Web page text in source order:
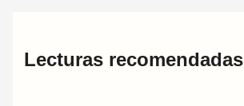
Lecturas recomendadas